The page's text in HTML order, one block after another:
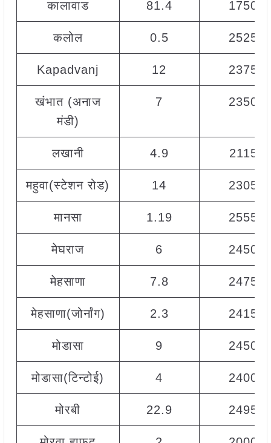
कालावाड 81.4 1750
कलोल 0.5 2525
Kapadvanj 12 2375
खंभात (अनाज
मंडी)
7 2350
लखानी 4.9 2115
महुवा(स्टेशन रोड) 14 2305
मानसा 1.19 2555
मेघराज 6 2450
मेहसाणा 7.8 2475
मेहसाणा(जोर्नांग) 2.3 2415
मोडासा 9 2450
मोडासा(टिन्टोई) 4 2400
मोरबी 22.9 2495